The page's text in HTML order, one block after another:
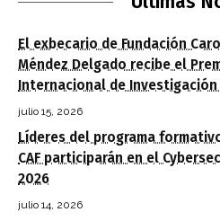
El exbecario de Fundación
Méndez Delgado recibe el
Internacional de Investigación
julio 15, 2026
Líderes del programa
CAF participarán en el
2026
julio 14, 2026